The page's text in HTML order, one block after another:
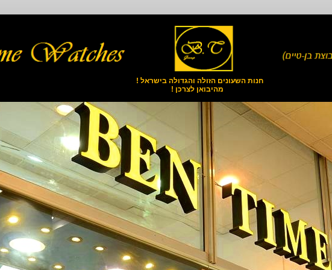
חנות השעונים הזולה והגדולה בישראל !
מהיבואן לצרכן !